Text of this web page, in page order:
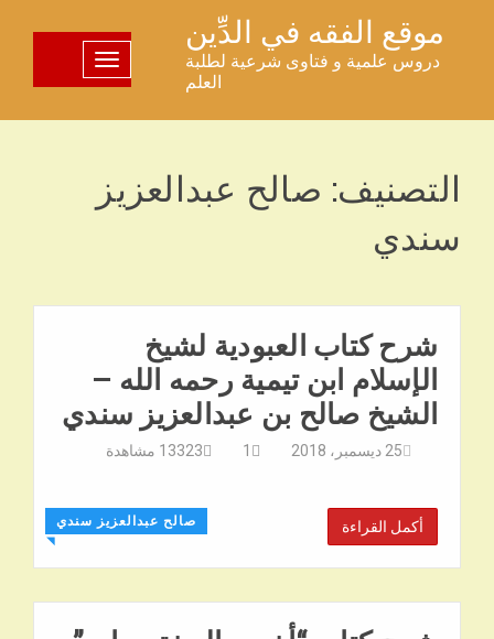
المحتوى
موقع الفقه في الدِّين
دروس علمية و فتاوى شرعية لطلبة
العلم
تبديل اللوحة
التصنيف: صالح عبدالعزيز
سندي
شرح كتاب العبودية لشيخ
الإسلام ابن تيمية رحمه الله –
الشيخ صالح بن عبدالعزيز سندي
25 ديسمبر، 2018 1
13323 مشاهدة
صالح عبدالعزيز سندي
◥
أكمل القراءة